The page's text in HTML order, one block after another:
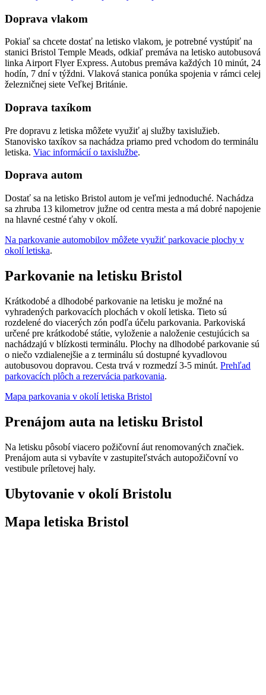
Doprava vlakom
Pokiaľ sa chcete dostať na letisko vlakom, je potrebné vystúpiť na
stanici Bristol Temple Meads, odkiaľ premáva na letisko autobusová
linka Airport Flyer Express. Autobus premáva každých 10 minút, 24
hodín, 7 dní v týždni. Vlaková stanica ponúka spojenia v rámci celej
železničnej siete Veľkej Británie.
Doprava taxíkom
Pre dopravu z letiska môžete využiť aj služby taxislužieb.
Stanovisko taxíkov sa nachádza priamo pred vchodom do terminálu
letiska. Viac informácií o taxislužbe.
Doprava autom
Dostať sa na letisko Bristol autom je veľmi jednoduché. Nachádza
sa zhruba 13 kilometrov južne od centra mesta a má dobré napojenie
na hlavné cestné ťahy v okolí.
Na parkovanie automobilov môžete využiť parkovacie plochy v
okolí letiska.
Parkovanie na letisku Bristol
Krátkodobé a dlhodobé parkovanie na letisku je možné na
vyhradených parkovacích plochách v okolí letiska. Tieto sú
rozdelené do viacerých zón podľa účelu parkovania. Parkoviská
určené pre krátkodobé státie, vyloženie a naloženie cestujúcich sa
nachádzajú v blízkosti terminálu. Plochy na dlhodobé parkovanie sú
o niečo vzdialenejšie a z terminálu sú dostupné kyvadlovou
autobusovou dopravou. Cesta trvá v rozmedzí 3-5 minút. Prehľad
parkovacích plôch a rezervácia parkovania.
Mapa parkovania v okolí letiska Bristol
Prenájom auta na letisku Bristol
Na letisku pôsobí viacero požičovní áut renomovaných značiek.
Prenájom auta si vybavíte v zastupiteľstvách autopožičovní vo
vestibule príletovej haly.
Ubytovanie v okolí Bristolu
Mapa letiska Bristol